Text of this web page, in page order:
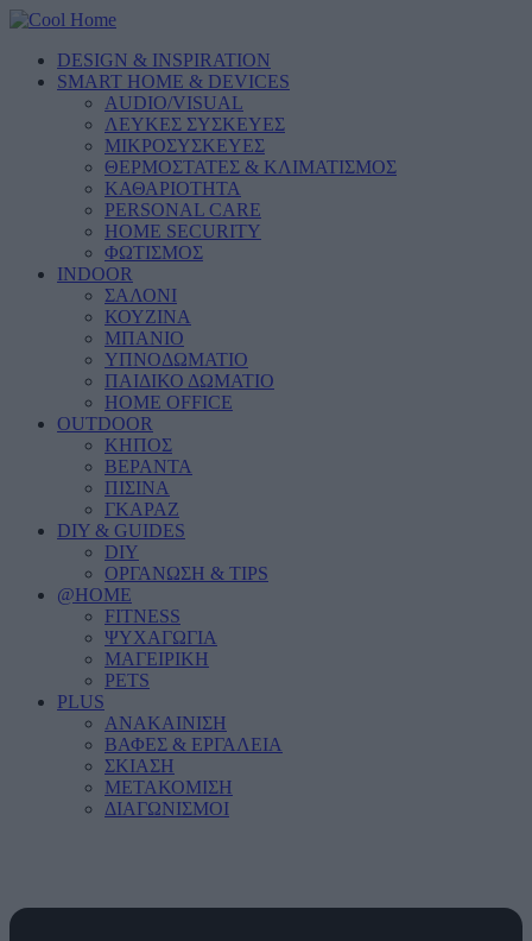
DESIGN & INSPIRATION
SMART HOME & DEVICES
AUDIO/VISUAL
ΛΕΥΚΕΣ ΣΥΣΚΕΥΕΣ
ΜΙΚΡΟΣΥΣΚΕΥΕΣ
ΘΕΡΜΟΣΤΑΤΕΣ & ΚΛΙΜΑΤΙΣΜΟΣ
ΚΑΘΑΡΙΟΤΗΤΑ
PERSONAL CARE
HOME SECURITY
ΦΩΤΙΣΜΟΣ
INDOOR
ΣΑΛΟΝΙ
ΚΟΥΖΙΝΑ
ΜΠΑΝΙΟ
ΥΠΝΟΔΩΜΑΤΙΟ
ΠΑΙΔΙΚΟ ΔΩΜΑΤΙΟ
HOME OFFICE
OUTDOOR
ΚΗΠΟΣ
ΒΕΡΑΝΤΑ
ΠΙΣΙΝΑ
ΓΚΑΡΑΖ
DIY & GUIDES
DIY
ΟΡΓΑΝΩΣΗ & TIPS
@HOME
FITNESS
ΨΥΧΑΓΩΓΙΑ
ΜΑΓΕΙΡΙΚΗ
PETS
PLUS
ΑΝΑΚΑΙΝΙΣΗ
ΒΑΦΕΣ & ΕΡΓΑΛΕΙΑ
ΣΚΙΑΣΗ
ΜΕΤΑΚΟΜΙΣΗ
ΔΙΑΓΩΝΙΣΜΟΙ